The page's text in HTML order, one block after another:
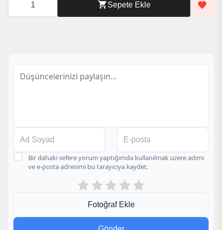
Figürlü
Sepete Ekle
Bir dahaki sefere yorum yaptığımda kullanılmak üzere adımı
ve e-posta adresimi bu tarayıcıya kaydet.
Fotoğraf Ekle